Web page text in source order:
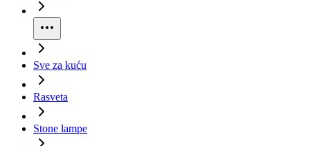
Sve za kuću
Rasveta
Stone lampe